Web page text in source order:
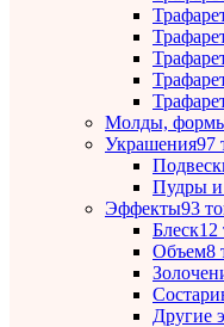
Молды,
Украшения97
Пудры и
Эффекты93
Блеск12
Объем8
Другие